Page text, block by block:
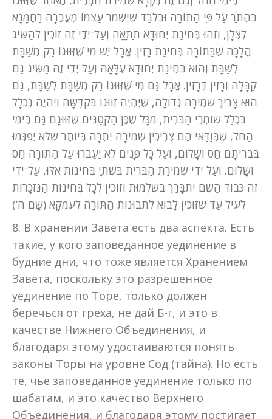
בְּהֶתֵּר עַל פִּי הַתּוֹרָה וּבִלְבַד שֶׁיִּשְׁמֹר עַצְמוֹ מֵעֲבֵרָה רַחֲמָנָא
לִצְלָן, וְזֶהוּ בְּחִינַת יִחוּדָא תַּתָּאָה וְעַל־יְדֵי זֶה זוֹכִין לְהַשִּׂיג
הֲלָכָה שֶׁבַּתּוֹרָה בְּחִינַת רָזִין. אֲבָל יֵשׁ מִי שֶׁזִּוּוּגוֹ רַק מִשַּׁבָּת
לְשַׁבָּת וְהוּא בְּחִינַת יִחוּדָא עִלָּאָה וְעַל יְדֵי זֶה מַשִּׂיג גַּם
קַבָּלָה וְרָזִין דְּרָזִין. אֲבָל גַּם מִי שֶׁזִּוּוּגוֹ רַק מִשַּׁבָּת לְשַׁבָּת, גַּם
הוּא צָרִיךְ שְׁמִירָה גְּדוֹלָה, שֶׁיִּהְיֶה זִוּוּגוֹ בִּקְדֻשָּׁה וְיִהְיֶה נִכְלָל
בִּכְלַל שׁוֹמְרֵי הַבְּרִית, מִכָּל שֶׁכֵּן הַקְּטַנִּים שֶׁזִּוּוּגָם גַּם בִּימֵי
הַחֹל, שֶׁבְּוַדַּאי הֵם צְרִיכִין שְׁמִירָה יְתֵרָה בְּיוֹתֵר שֶׁלֹּא יִפְגְּמוּ
בִּבְרִיתָם חַס וְשָׁלוֹם, וְעַל כָּל פָּנִים לֹא יַעַבְרוּ עַל הַתּוֹרָה חַס
וְשָׁלוֹם. וְעַל יְדֵי שְׁמִירַת הַבְּרִית בִּשְׁתֵּי בְּחִינוֹת אֵלּוּ, עַל־יְדֵי
זֶה כְּבוֹד הַשֵּׁם יִתְבָּרַךְ בִּשְׁלֵמוּת וְזוֹכִין לְכָל בְּחִינוֹת הַנִּזְכָּרוֹת
לְעֵיל עַד שֶׁזּוֹכִין לָבוֹא לִתְבוּנוֹת הַתּוֹרָה לְעֻמְקָא (שָׁם ה’)
8. В хранении Завета есть два аспекта. Есть
такие, у кого заповеданное уединение в
будние дни, что тоже является Хранением
Завета, поскольку это разрешенное
уединение по Торе, только должен
беречься от греха, не дай Б-г, и это в
качестве Нижнего Объединения, и
благодаря этому удостаиваются понять
законы Торы на уровне Сод (тайна). Но есть
те, чье заповеданное уединение только по
шабатам, и это качество Верхнего
Объединения, и благодаря этому постигает